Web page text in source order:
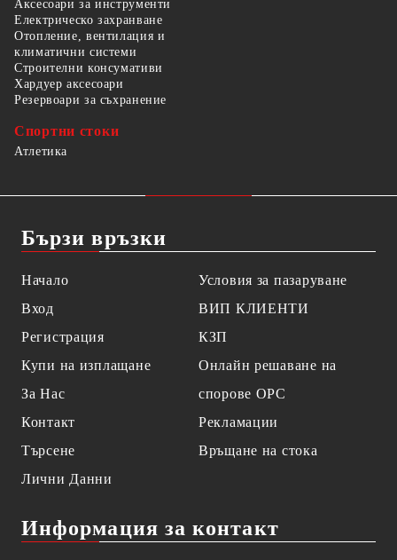
Аксесоари за инструменти
Електрическо захранване
Отопление, вентилация и
климатични системи
Строителни консумативи
Хардуер аксесоари
Резервоари за съхранение
Спортни стоки
Атлетика
Бързи връзки
Начало
Вход
Регистрация
Купи на изплащане
За Нас
Контакт
Търсене
Лични Данни
Условия за пазаруване
ВИП КЛИЕНТИ
КЗП
Онлайн решаване на
спорове OPC
Рекламации
Връщане на стока
Информация за контакт